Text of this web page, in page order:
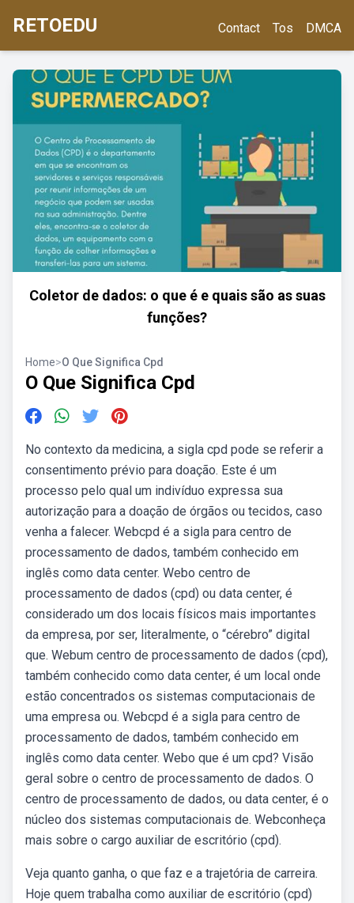
RETOEDU Contact Tos DMCA
Coletor de dados: o que é e quais são as suas
funções?
Home>O Que Significa Cpd
O Que Significa Cpd
No contexto da medicina, a sigla cpd pode se referir a
consentimento prévio para doação. Este é um
processo pelo qual um indivíduo expressa sua
autorização para a doação de órgãos ou tecidos, caso
venha a falecer. Webcpd é a sigla para centro de
processamento de dados, também conhecido em
inglês como data center. Webo centro de
processamento de dados (cpd) ou data center, é
considerado um dos locais físicos mais importantes
da empresa, por ser, literalmente, o “cérebro” digital
que. Webum centro de processamento de dados (cpd),
também conhecido como data center, é um local onde
estão concentrados os sistemas computacionais de
uma empresa ou. Webcpd é a sigla para centro de
processamento de dados, também conhecido em
inglês como data center. Webo que é um cpd? Visão
geral sobre o centro de processamento de dados. O
centro de processamento de dados, ou data center, é o
núcleo dos sistemas computacionais de. Webconheça
mais sobre o cargo auxiliar de escritório (cpd).
Veja quanto ganha, o que faz e a trajetória de carreira.
Hoje quem trabalha como auxiliar de escritório (cpd)